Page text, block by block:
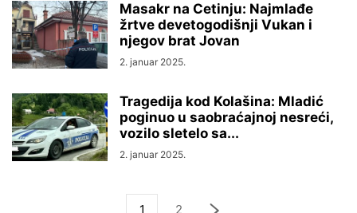
Masakr na Cetinju: Najmlađe
žrtve devetogodišnji Vukan i
njegov brat Jovan
2. januar 2025.
Tragedija kod Kolašina: Mladić
poginuo u saobraćajnoj nesreći,
vozilo sletelo sa...
2. januar 2025.
1 2